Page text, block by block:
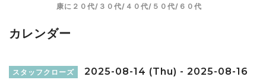
康に２０代/３０代/４０代/５０代/６０代
カレンダー
スタッフクローズ
2025-08-14 (Thu) - 2025-08-16